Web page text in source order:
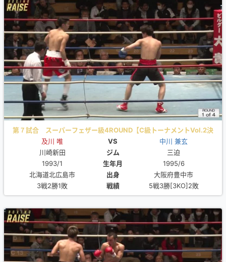
第７試合 スーパーフェザー級4ROUND【C級トーナメントVol.2決
勝】
及川 唯 VS
中川 兼玄
川崎新田
ジム
三迫
1993/1
生年月
1995/6
北海道北広島市
出身
大阪府豊中市
3戦2勝1敗
戦績 5戦3勝[3KO]2敗